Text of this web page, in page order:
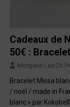
Cadeaux de
50€ :
Morgane Las Dit
Bracelet Missa
/ noël / made in
blanc » par